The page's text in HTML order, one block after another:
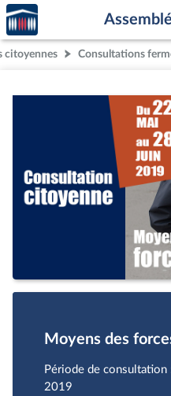
Aller au contenu
Aller en bas de la page
Accèder
à la
page
d'accueil
citoyennes Consultations
Moyens des
Période de
2019